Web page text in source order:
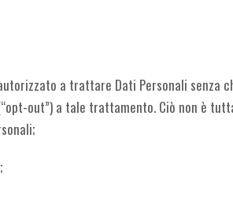
a trattare Dati Personali senza
out”) a tale trattamento. Ciò non è